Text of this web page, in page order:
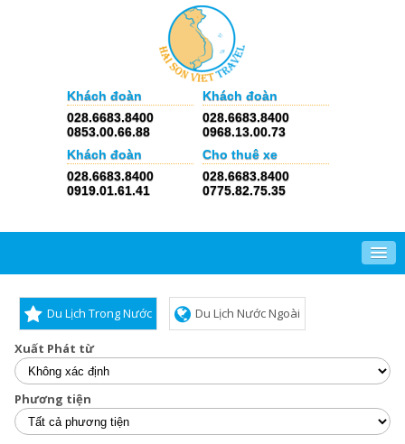
Khách đoàn
028.6683.8400
0853.00.66.88
Khách đoàn
028.6683.8400
0968.13.00.73
Khách đoàn
028.6683.8400
0919.01.61.41
Cho thuê xe
028.6683.8400
0775.82.75.35
Du Lịch Trong Nước Du Lịch Nước Ngoài
Xuất Phát từ
Phương tiện